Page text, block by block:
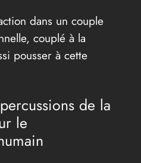
dans un couple
couplé à la
pousser à cette
de la
le